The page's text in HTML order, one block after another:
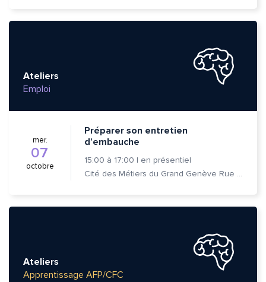
Ateliers
Emploi
mer.
07
octobre
Préparer son entretien
d’embauche
15:00 à 17:00 | en présentiel
Cité des Métiers du Grand Genève Rue Prévost-Martin 6 1205 Genève
Ateliers
Apprentissage AFP/CFC